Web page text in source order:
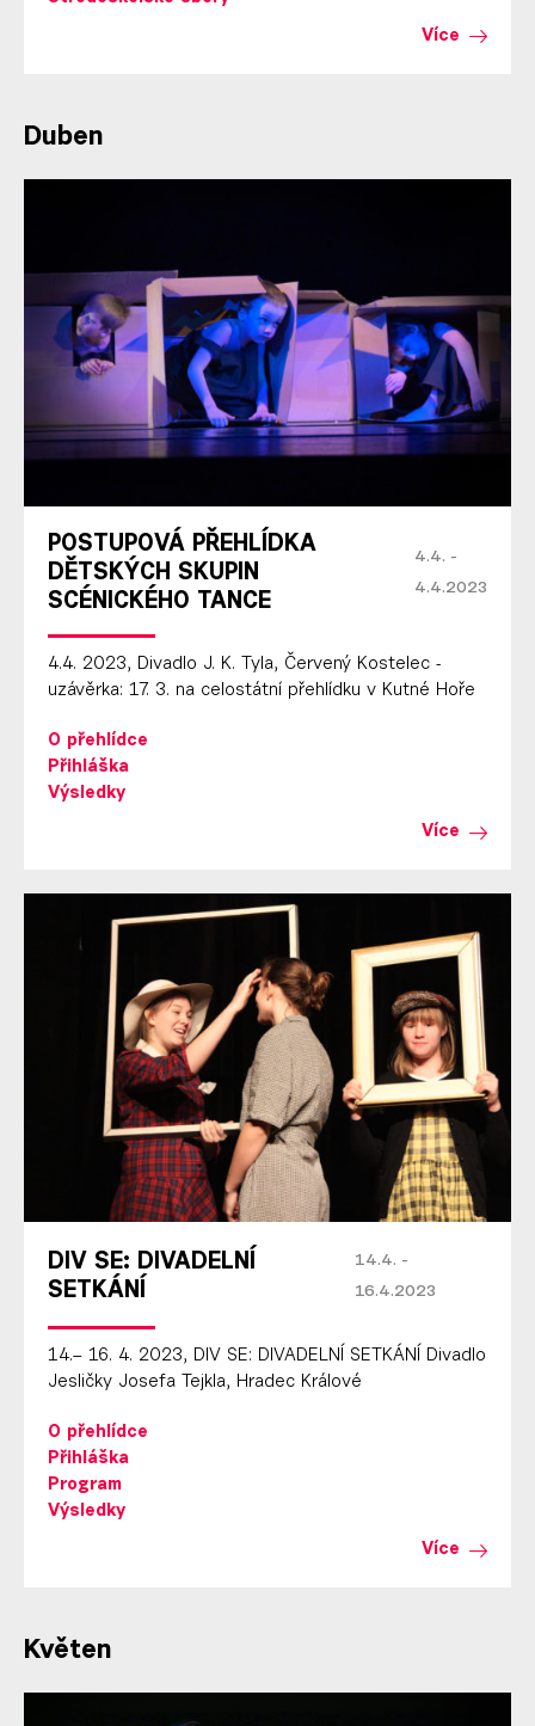
Více
Duben
POSTUPOVÁ PŘEHLÍDKA
DĚTSKÝCH SKUPIN
SCÉNICKÉHO TANCE
4.4. -
4.4.2023
4.4. 2023, Divadlo J. K. Tyla, Červený Kostelec -
uzávěrka: 17. 3. na celostátní přehlídku v Kutné Hoře
O přehlídce
Přihláška
Výsledky
Více
DIV SE: DIVADELNÍ
SETKÁNÍ
14.4. -
16.4.2023
14.– 16. 4. 2023, DIV SE: DIVADELNÍ SETKÁNÍ Divadlo
Jesličky Josefa Tejkla, Hradec Králové
O přehlídce
Přihláška
Program
Výsledky
Více
Květen